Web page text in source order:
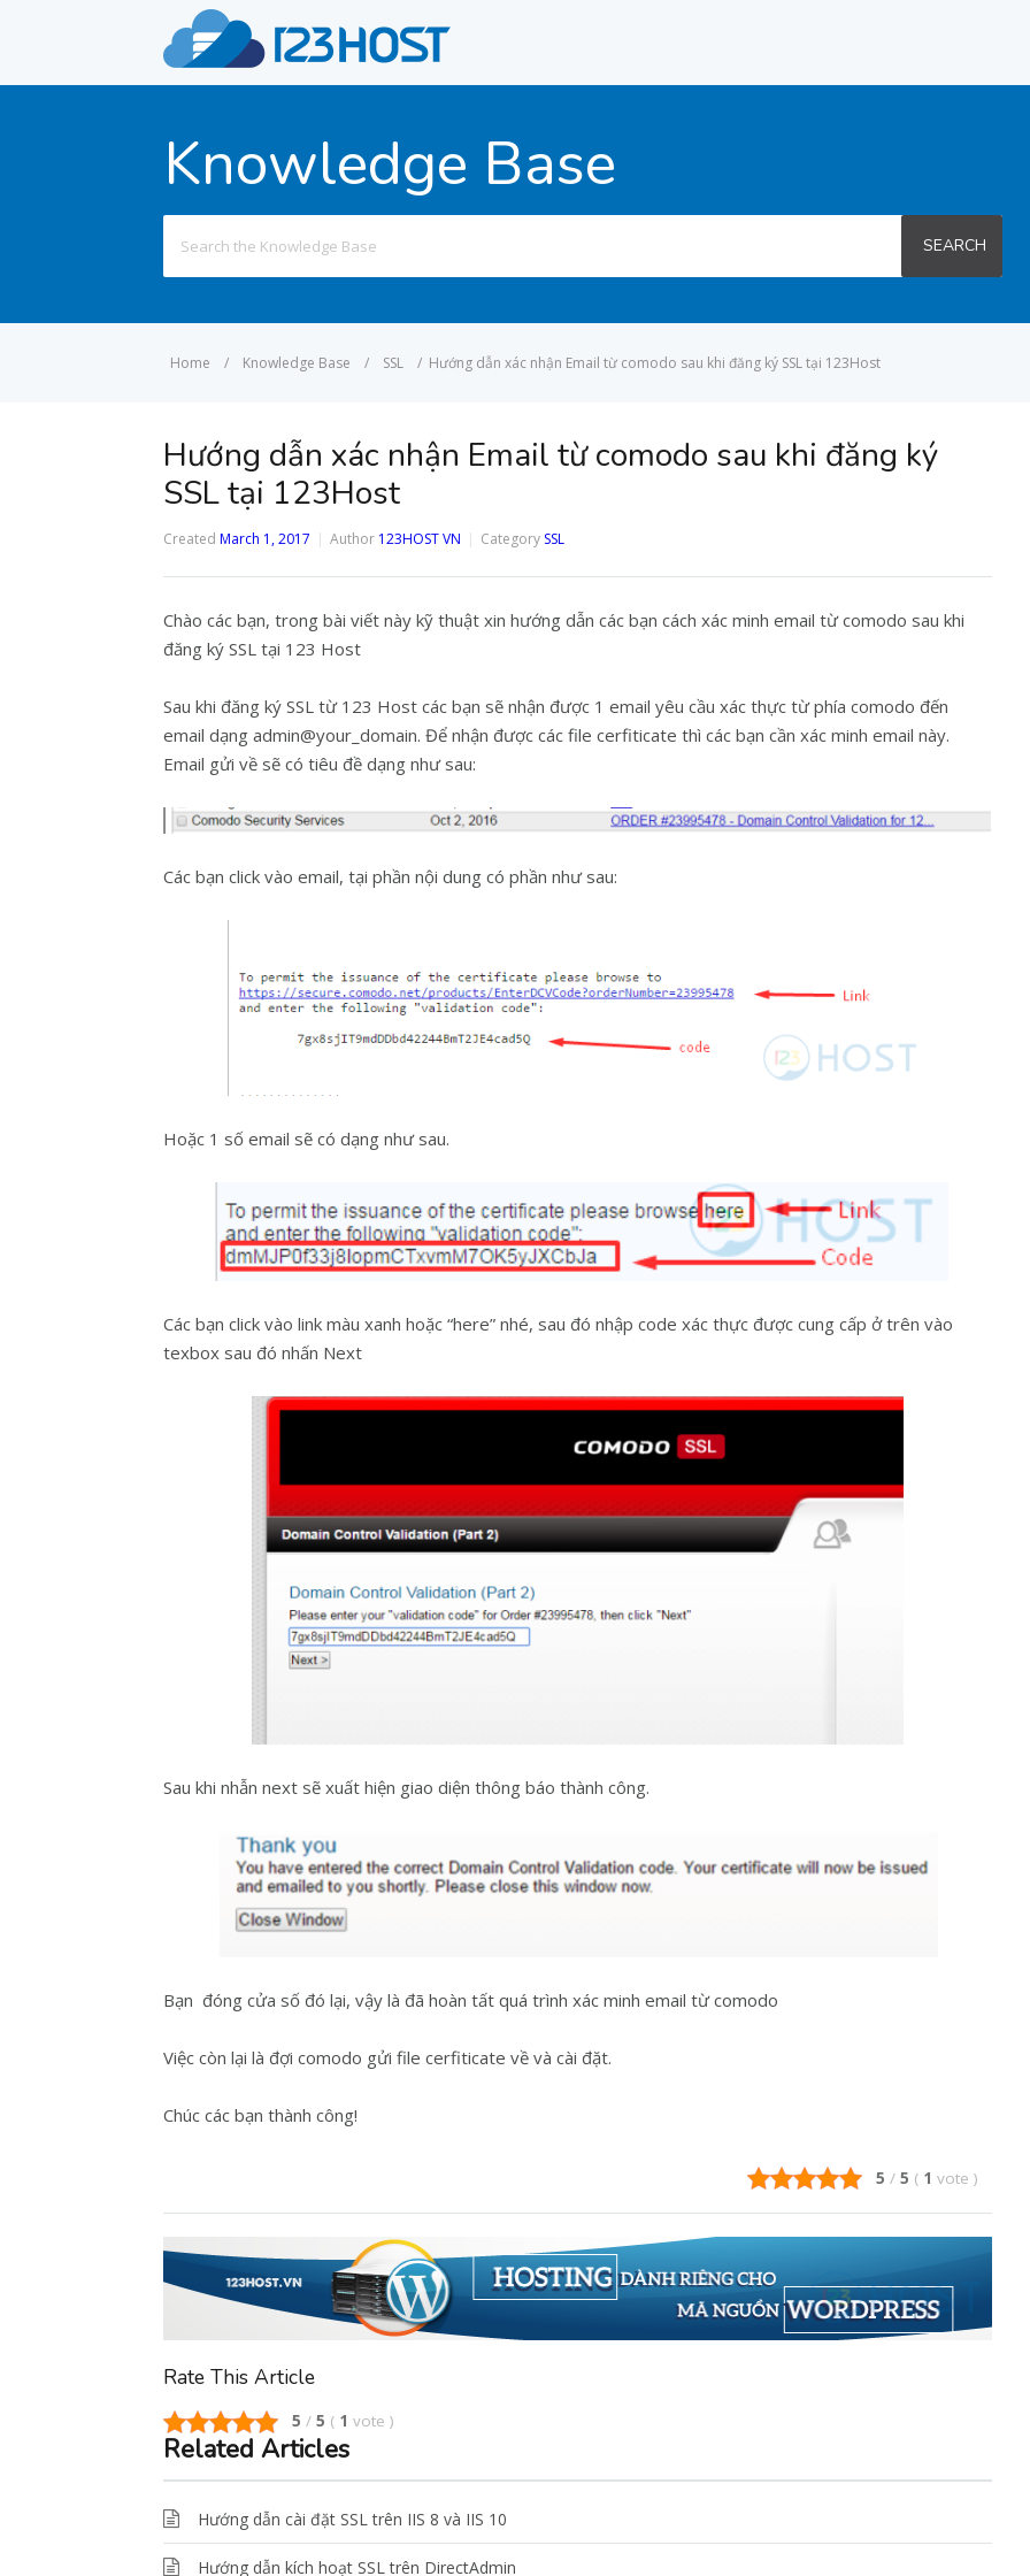
Knowledge Base
for:
SEARCH
Home / Knowledge Base / SSL / Hướng dẫn xác nhận Email từ comodo sau khi đăng ký SSL tại 123Host
Hướng dẫn xác nhận Email từ comodo sau khi đăng ký
SSL tại 123Host
Created March 1, 2017 Author 123HOST VN Category SSL
Chào các bạn, trong bài viết này kỹ thuật xin hướng dẫn các bạn cách xác minh email từ comodo sau khi
đăng ký SSL tại 123 Host
Sau khi đăng ký SSL từ 123 Host các bạn sẽ nhận được 1 email yêu cầu xác thực từ phía comodo đến
email dạng admin@your_domain. Để nhận được các file cerfiticate thì các bạn cần xác minh email này.
Email gửi về sẽ có tiêu đề dạng như sau:
Các bạn click vào email, tại phần nội dung có phần như sau:
Hoặc 1 số email sẽ có dạng như sau.
Các bạn click vào link màu xanh hoặc “here” nhé, sau đó nhập code xác thực được cung cấp ở trên vào
texbox sau đó nhấn Next
Sau khi nhẫn next sẽ xuất hiện giao diện thông báo thành công.
Bạn đóng cửa số đó lại, vậy là đã hoàn tất quá trình xác minh email từ comodo
Việc còn lại là đợi comodo gửi file cerfiticate về và cài đặt.
Chúc các bạn thành công!
5 / 5 ( 1 vote )
Rate This Article
5 / 5 ( 1 vote )
Related Articles
Hướng dẫn cài đặt SSL trên IIS 8 và IIS 10
Hướng dẫn kích hoạt SSL trên DirectAdmin